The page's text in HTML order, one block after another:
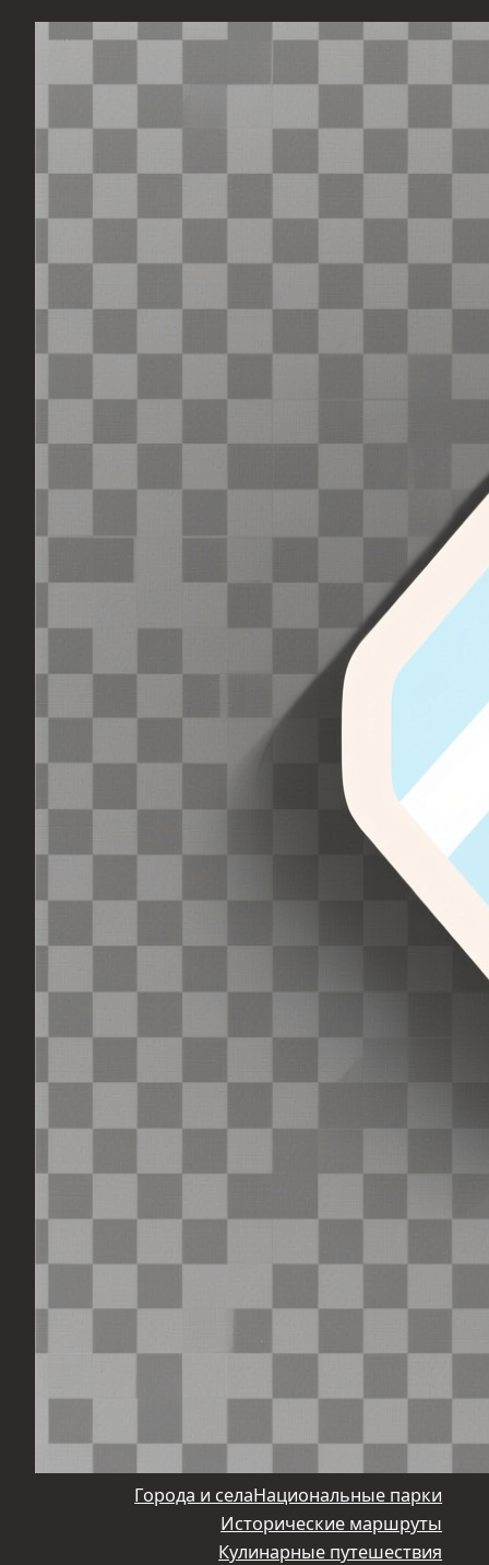
Перейти
содержимому
Города и селаНациональные парки
Исторические маршруты
Кулинарные путешествия